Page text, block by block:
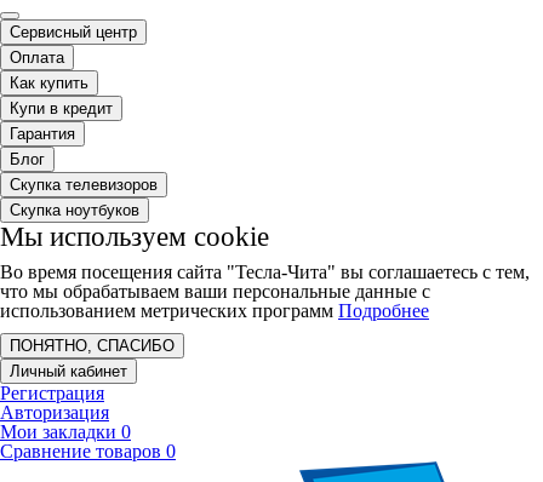
Сервисный центр
Оплата
Как купить
Купи в кредит
Гарантия
Блог
Скупка телевизоров
Скупка ноутбуков
Мы используем cookie
Во время посещения сайта "Тесла-Чита" вы соглашаетесь с тем,
что мы обрабатываем ваши персональные данные с
использованием метрических программ Подробнее
ПОНЯТНО, СПАСИБО
Личный кабинет
Регистрация
Авторизация
Мои закладки 0
Сравнение товаров 0